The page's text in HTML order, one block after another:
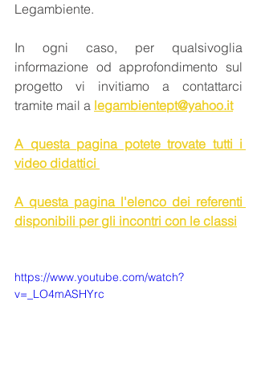
Legambiente.
In ogni caso, per qualsivoglia
informazione od approfondimento sul
progetto vi invitiamo a contattarci
tramite mail a legambientept@yahoo.it
A questa pagina potete trovate tutti i
video didattici
A questa pagina l'elenco dei referenti
disponibili per gli incontri con le classi
https://www.youtube.com/watch?
v=_LO4mASHYrc